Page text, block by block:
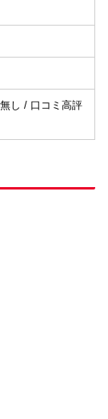
し / 口コミ高評